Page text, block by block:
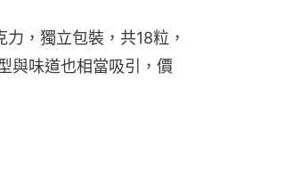
，獨立包裝，共18粒，
與味道也相當吸引，價